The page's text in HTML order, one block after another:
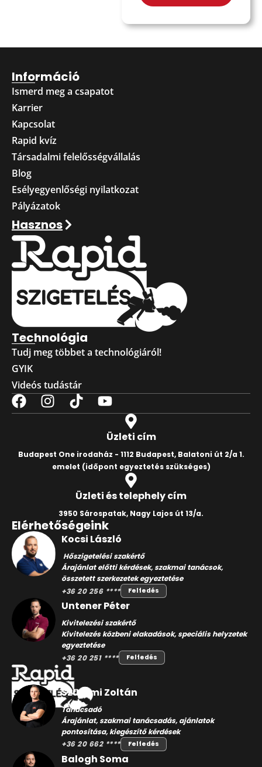
Információ
Ismerd meg a csapatot
Karrier
Kapcsolat
Rapid kvíz
Társadalmi felelősségvállalás
Blog
Esélyegyenlőségi nyilatkozat
Pályázatok
Hasznos
Technológia
Tudj meg többet a technológiáról!
GYIK
Videós tudástár
Üzleti cím
Budapest One irodaház - 1112 Budapest, Balatoni út 2/a 1.
emelet (időpont egyeztetés szükséges)
Üzleti és telephely cím
3950 Sárospatak, Nagy Lajos út 13/a.
Elérhetőségeink
Kocsi László
Hőszigetelési szakértő
Árajánlat előtti kérdések, szakmai tanácsok,
összetett szerkezetek egyeztetése
+36 20 256 ****
Felfedés
Untener Péter
Kivitelezési szakértő
Kivitelezés közbeni elakadások, speciális helyzetek
egyeztetése
+36 20 251 ****
Felfedés
Szuromi Zoltán
Tanácsadó
Árajánlat, szakmai tanácsadás, ajánlatok
pontosítása, kiegészítő kérdések
+36 20 662 ****
Felfedés
Balogh Soma